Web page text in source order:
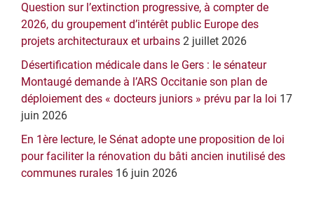
Question sur l’extinction progressive, à compter de
2026, du groupement d’intérêt public Europe des
projets architecturaux et urbains 2 juillet 2026
Désertification médicale dans le Gers : le sénateur
Montaugé demande à l’ARS Occitanie son plan de
déploiement des « docteurs juniors » prévu par la loi 17
juin 2026
En 1ère lecture, le Sénat adopte une proposition de loi
pour faciliter la rénovation du bâti ancien inutilisé des
communes rurales 16 juin 2026